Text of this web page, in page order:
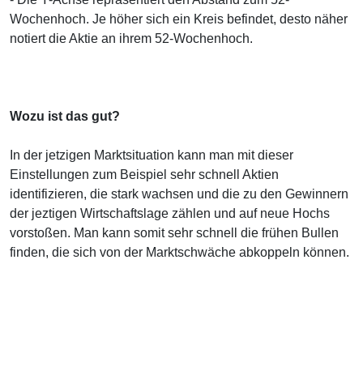
Wochenhoch. Je höher sich ein Kreis befindet, desto näher
notiert die Aktie an ihrem 52-Wochenhoch.
Wozu ist das gut?
In der jetzigen Marktsituation kann man mit dieser
Einstellungen zum Beispiel sehr schnell Aktien
identifizieren, die stark wachsen und die zu den Gewinnern
der jeztigen Wirtschaftslage zählen und auf neue Hochs
vorstoßen. Man kann somit sehr schnell die frühen Bullen
finden, die sich von der Marktschwäche abkoppeln können.